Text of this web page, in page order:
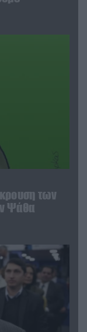
των
Ψάθα